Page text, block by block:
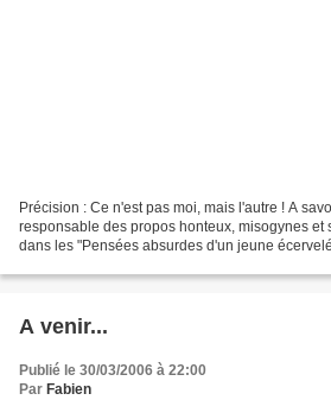
Précision : Ce n'est pas moi, mais l'autre ! A
responsable des propos honteux, misogynes et
dans les "Pensées absurdes d'un jeune
A venir...
Publié le 30/03/2006 à 22:00
Par Fabien